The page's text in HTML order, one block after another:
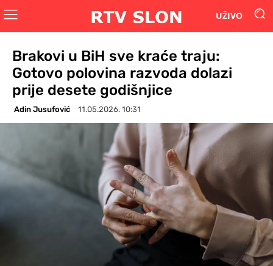
UŽIVO
Brakovi u BiH sve kraće traju:
Gotovo polovina razvoda dolazi
prije desete godišnjice
Adin Jusufović 11.05.2026. 10:31